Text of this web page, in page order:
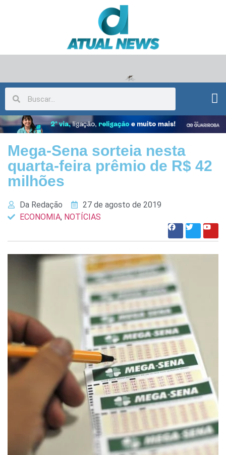
Mega-Sena sorteia nesta
quarta-feira prêmio de R$ 42
milhões
Da Redação
27 de agosto de 2019
ECONOMIA, NOTÍCIAS